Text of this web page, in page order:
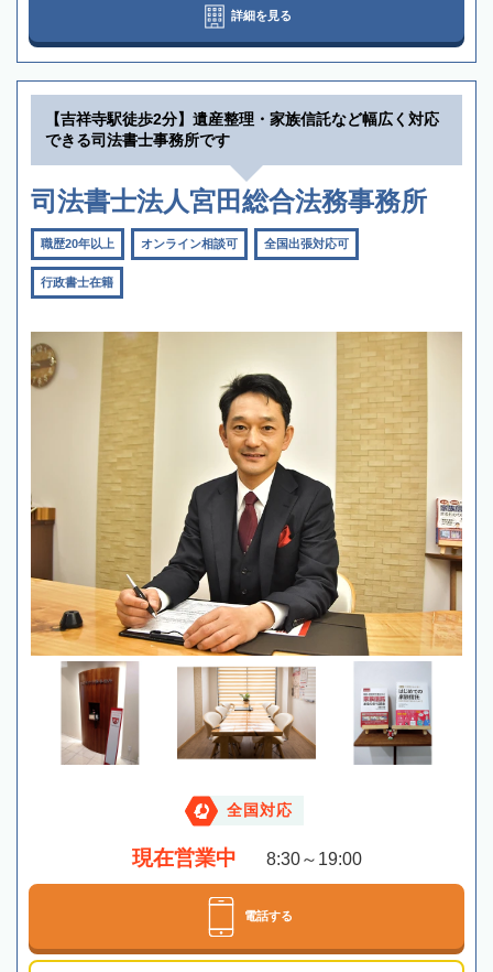
詳細を見る
【吉祥寺駅徒歩2分】遺産整理・家族信託など幅広く対応
できる司法書士事務所です
司法書士法人宮田総合法務事務所
職歴20年以上 オンライン相談可 全国出張対応可
行政書士在籍
全国対応
現在営業中 8:30～19:00
電話する